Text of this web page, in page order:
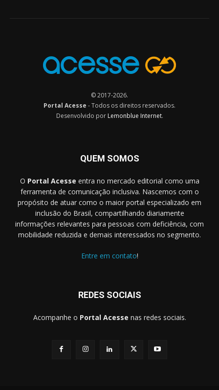
© 2017-2026.
Portal Acesse - Todos os direitos reservados.
Desenvolvido por Lemonblue Internet.
QUEM SOMOS
O Portal Acesse entra no mercado editorial como uma
ferramenta de comunicação inclusiva. Nascemos com o
propósito de atuar como o maior portal especializado em
inclusão do Brasil, compartilhando diariamente
informações relevantes para pessoas com deficiência, com
mobilidade reduzida e demais interessados no segmento.
Entre em contato!
REDES SOCIAIS
Acompanhe o Portal Acesse nas redes sociais.